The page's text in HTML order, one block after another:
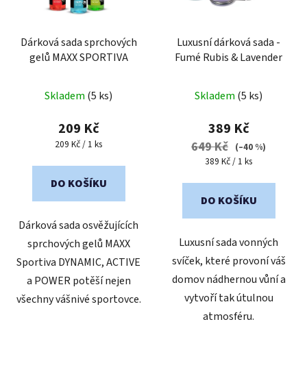
Dárková sada sprchových
gelů MAXX SPORTIVA
hodnocení
produktu
je
z
Skladem (5 ks)
209 Kč
Měrná
209 Kč / 1 ks
DO KOŠÍKU
Dárková sada osvěžujících
sprchových gelů MAXX
Sportiva DYNAMIC, ACTIVE
a POWER potěší nejen
všechny vášnivé sportovce.
Luxusní dárková sada -
Fumé Rubis & Lavender
Skladem (5 ks)
389 Kč
649 Kč (–40 %)
Měrná
389 Kč / 1 ks
DO KOŠÍKU
Luxusní sada vonných
svíček, které provoní váš
domov nádhernou vůní a
vytvoří tak útulnou
atmosféru.